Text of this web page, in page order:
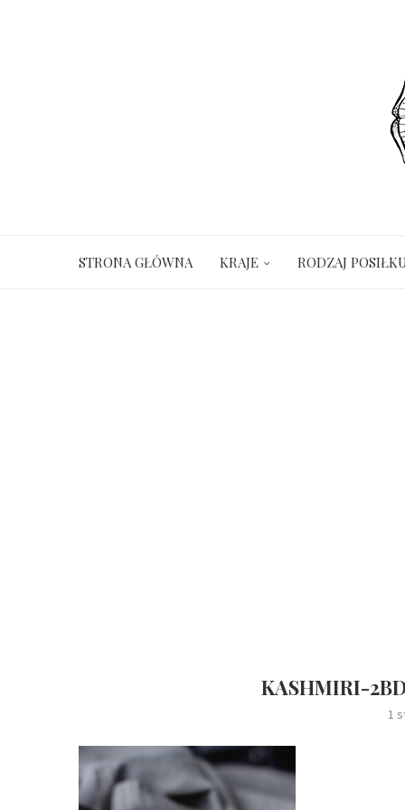
STRONA GŁÓWNA KRAJE RODZAJ
KASHMIRI-
1